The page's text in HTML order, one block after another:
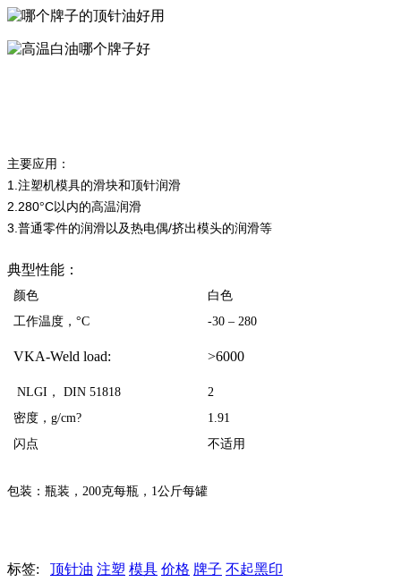
主要应用：
1.注塑机模具的滑块和顶针润滑
2.280°C以内的高温润滑
3.普通零件的润滑以及热电偶/挤出模头的润滑等
典型性能：
颜色
白色
工作温度， °C -30 – 280
VKA-Weld load: >6000
NLGI ， DIN 51818
2
密度， g/cm?
1.91
闪点
不适用
包装：瓶装， 200克每瓶， 1公斤每罐
标签: 顶针油 注塑 模具 价格 牌子 不起黑印